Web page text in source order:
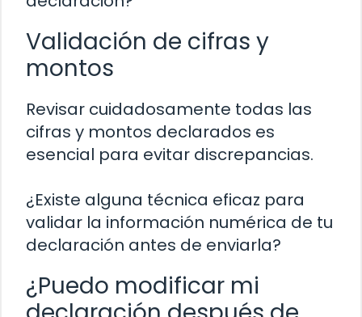
Validación de cifras y
montos
Revisar cuidadosamente todas las
cifras y montos declarados es
esencial para evitar discrepancias.
¿Existe alguna técnica eficaz para
validar la información numérica de tu
declaración antes de enviarla?
¿Puedo modificar mi